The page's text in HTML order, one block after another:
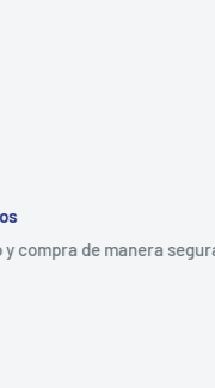
compra de manera segura.